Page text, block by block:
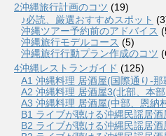
2沖縄旅行計画のコツ (19)
♪必読、厳選おすすめスポット
沖縄ツアー予約前のアドバイス
沖縄旅行モデルコース (5)
沖縄旅行行動プラン作成のコツ
4沖縄レストランガイド (125)
A1 沖縄料理 居酒屋(国際通り-那
A2 沖縄料理 居酒屋3(北部、本
A3 沖縄料理 居酒屋(中部、恩納
B1 ライブが聴ける沖縄民謡居酒
B2 ライブが聴ける沖縄民謡居酒